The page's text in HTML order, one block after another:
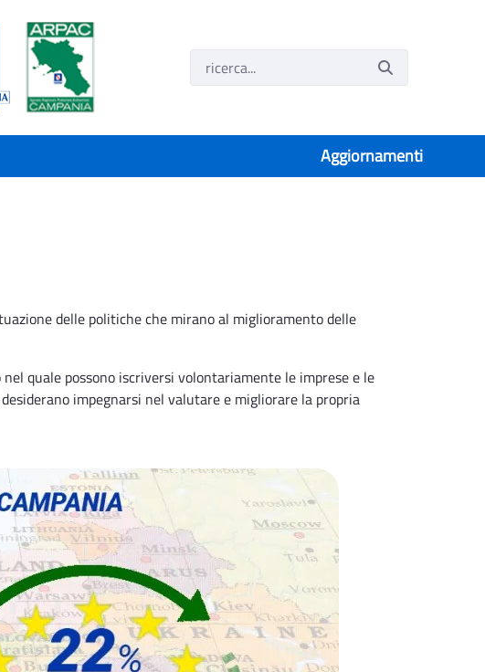
Aggiornamenti
delle politiche che mirano al miglioramento delle
quale possono iscriversi volontariamente le imprese e le
impegnarsi nel valutare e migliorare la propria